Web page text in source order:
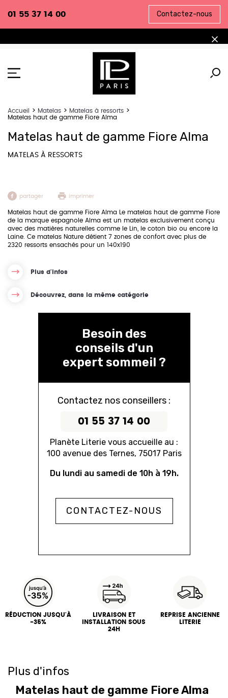
01 55 37 14 00 Contactez-nous
Accueil Matelas
Matelas à ressorts
Matelas haut de gamme Fiore Alma
Matelas haut de gamme Fiore Alma
MATELAS À RESSORTS
partager imprimer
Matelas haut de gamme Fiore Alma Le matelas haut de gamme Fiore
de la marque espagnole Alma est un matelas exclusivement conçu
avec des matières naturelles comme le Lin, le coton bio ou encore la
Laine. Ce matelas Nature détient 7 zones de confort avec plus de
2320 ressorts ensachés pour un 140x190
Plus d'infos
Découvrez, dans la même catégorie
Besoin des
conseils d'un
expert sommeil ?
Contactez nos conseillers :
01 55 37 14 00
Planète Literie vous accueille au :
100 avenue des Ternes, 75017 Paris
Du lundi au samedi de 10h à 19h.
CONTACTEZ-NOUS
RÉDUCTION JUSQU'À
-35%
LIVRAISON ET
INSTALLATION SOUS
24H
REPRISE ANCIENNE
LITERIE
Plus d'infos
Matelas haut de gamme Fiore Alma